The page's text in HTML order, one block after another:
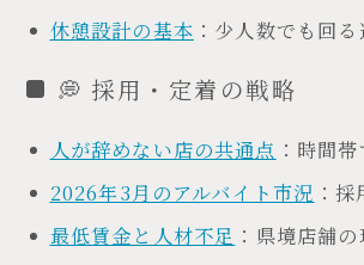
休憩設計の基本 ：少人数でも回
💭 採用・定着の戦略
人が辞めない店の共通点 ：時間
2026年3月のアルバイト市況 ：
最低賃金と人材不足 ：県境店舗